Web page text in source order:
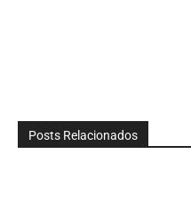
Posts Relacionados